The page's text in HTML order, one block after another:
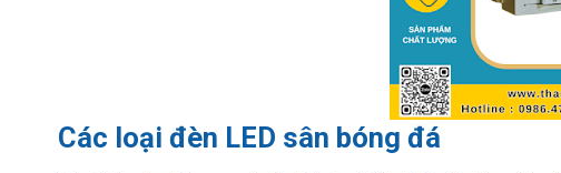
Các loại đèn LED sân bóng đá